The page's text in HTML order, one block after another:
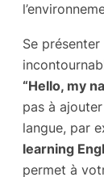
Se
“Hello, my
pas à
langue, par
learning
permet à